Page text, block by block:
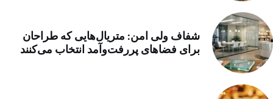
شفاف ولی امن: متریال‌هایی که طراحان
برای فضاهای پررفت‌وآمد انتخاب می‌کنند